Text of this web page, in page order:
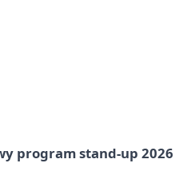
program stand-up 2026